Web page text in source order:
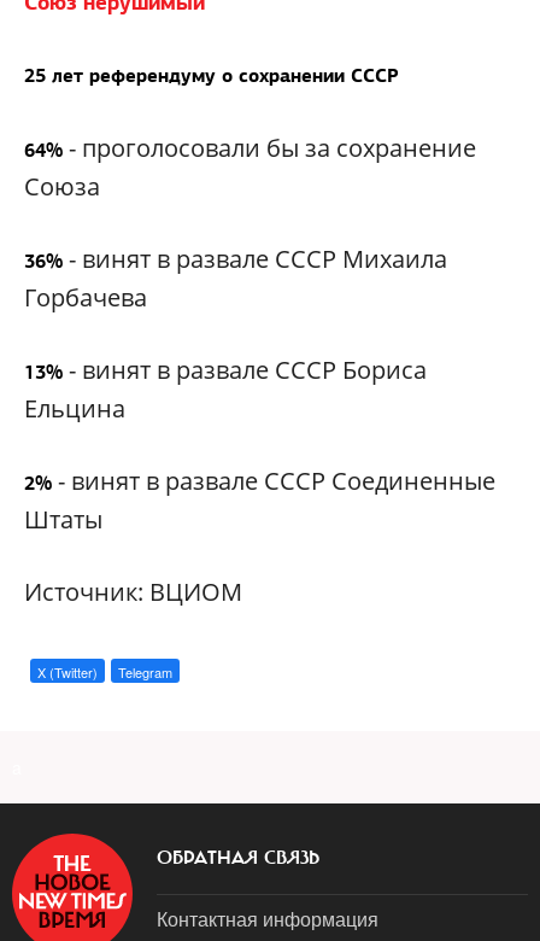
25 лет референдуму о сохранении СССР
64% - проголосовали бы за сохранение
Союза
36% - винят в развале СССР Михаила
Горбачева
13% - винят в развале СССР Бориса
Ельцина
2% - винят в развале СССР Соединенные
Штаты
Источник: ВЦИОМ
X (Twitter) Telegram
ОБРАТНАЯ СВЯЗЬ
Контактная информация